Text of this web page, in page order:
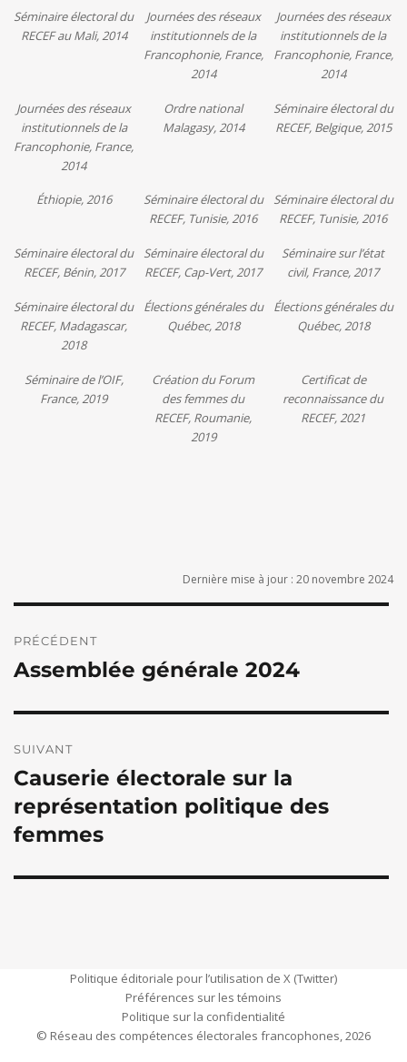
Séminaire électoral du
RECEF au Mali, 2014
Journées des réseaux
institutionnels de la
Francophonie, France,
2014
Journées des réseaux
institutionnels de la
Francophonie, France,
2014
Journées des réseaux
institutionnels de la
Francophonie, France,
2014
Ordre national
Malagasy, 2014
Séminaire électoral du
RECEF, Belgique, 2015
Éthiopie, 2016
Séminaire électoral du
RECEF, Tunisie, 2016
Séminaire électoral du
RECEF, Tunisie, 2016
Séminaire électoral du
RECEF, Bénin, 2017
Séminaire électoral du
RECEF, Cap-Vert, 2017
Séminaire sur l’état
civil, France, 2017
Séminaire électoral du
RECEF, Madagascar,
2018
Élections générales du
Québec, 2018
Élections générales du
Québec, 2018
Séminaire de l’OIF,
France, 2019
Création du Forum
des femmes du
RECEF, Roumanie,
2019
Certificat de
reconnaissance du
RECEF, 2021
Dernière mise à jour : 20 novembre 2024
de
l’article
PRÉCÉDENT
Publication
Assemblée générale 2024
SUIVANT
Publication
suivante :
Causerie électorale sur la
représentation politique des
femmes
Politique éditoriale pour l’utilisation de X (Twitter)
Préférences sur les témoins
Politique sur la confidentialité
© Réseau des compétences électorales francophones, 2026